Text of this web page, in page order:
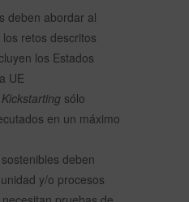
deben abordar al
retos descritos
los Estados
UE
Kickstarting sólo
en un máximo
deben
y/o procesos